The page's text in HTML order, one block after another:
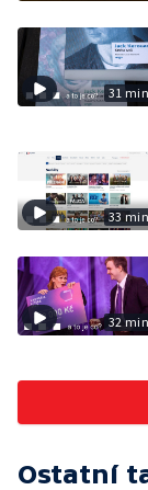
31 min
33 min
32 min
Ostatní